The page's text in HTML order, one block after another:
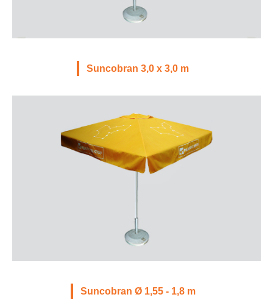
Suncobran 3,0 x 3,0 m
Suncobran Ø 1,55 - 1,8 m